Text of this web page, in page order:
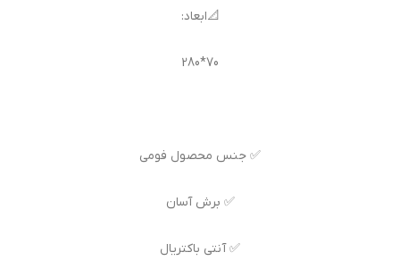
📐ابعاد:
70*280
✅ جنس محصول فومی
✅ برش آسان
✅ آنتی باکتریال